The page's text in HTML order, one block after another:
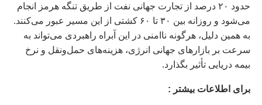
حدود ۲۰ درصد از تجارت جهانی نفت از طریق تنگه هرمز انجام
می‌شود و روزانه بین ۳۰ تا ۶۰ کشتی از این مسیر عبور می‌کنند.
به همین دلیل، هرگونه ناامنی در این آبراه راهبردی می‌تواند به
سرعت بر بازارهای جهانی انرژی، هزینه‌های حمل‌ونقل و نرخ
بیمه دریایی تأثیر بگذارد.
براى اطلاعات بيشتر :